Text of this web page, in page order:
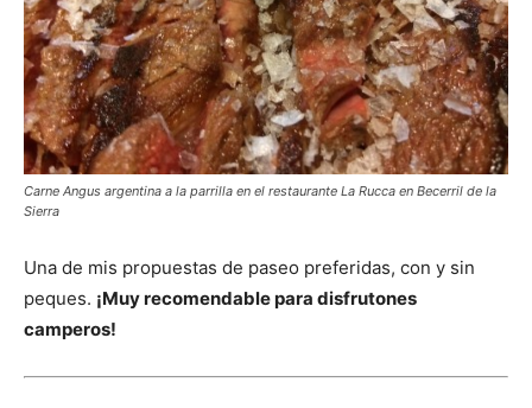
Carne Angus argentina a la parrilla en el restaurante La Rucca en Becerril de la
Sierra
Una de mis propuestas de paseo preferidas, con y sin
peques. ¡Muy recomendable para disfrutones
camperos!